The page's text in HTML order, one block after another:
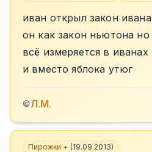
иван открыл закон ивана
он как закон ньютона но
всё измеряется в иванах
и вместо яблока утюг
©Л.М.
Пирожки + (19.09.2013)